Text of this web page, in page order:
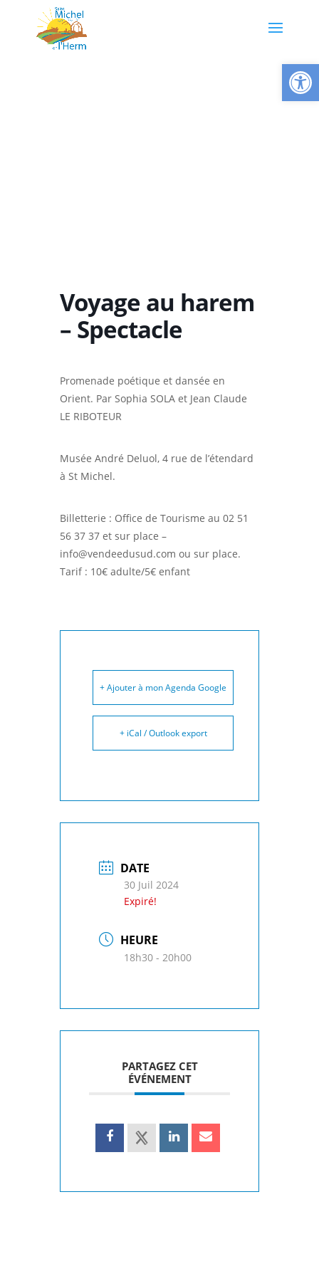
Voyage au harem
– Spectacle
Promenade poétique et dansée en
Orient. Par Sophia SOLA et Jean Claude
LE RIBOTEUR
Musée André Deluol, 4 rue de l’étendard
à St Michel.
Billetterie : Office de Tourisme au 02 51
56 37 37 et sur place –
info@vendeedusud.com ou sur place.
Tarif : 10€ adulte/5€ enfant
+ Ajouter à mon Agenda Google
+ iCal / Outlook export
DATE
30 Juil 2024
Expiré!
HEURE
18h30 - 20h00
PARTAGEZ CET
ÉVÉNEMENT
Ouvrir